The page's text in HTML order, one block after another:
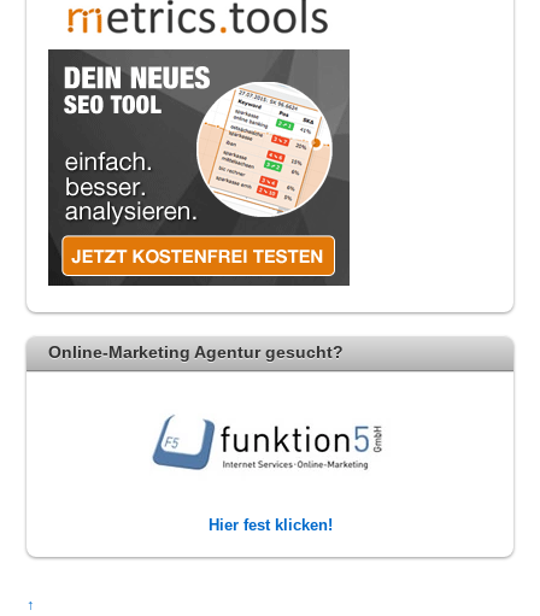
Online-Marketing Agentur gesucht?
Hier fest klicken!
↑